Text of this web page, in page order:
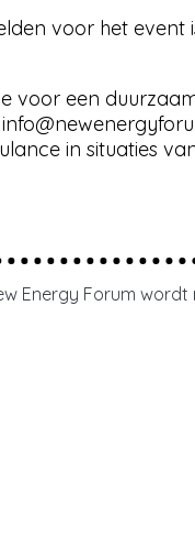
voor het
voor een
in situaties
Energy Forum